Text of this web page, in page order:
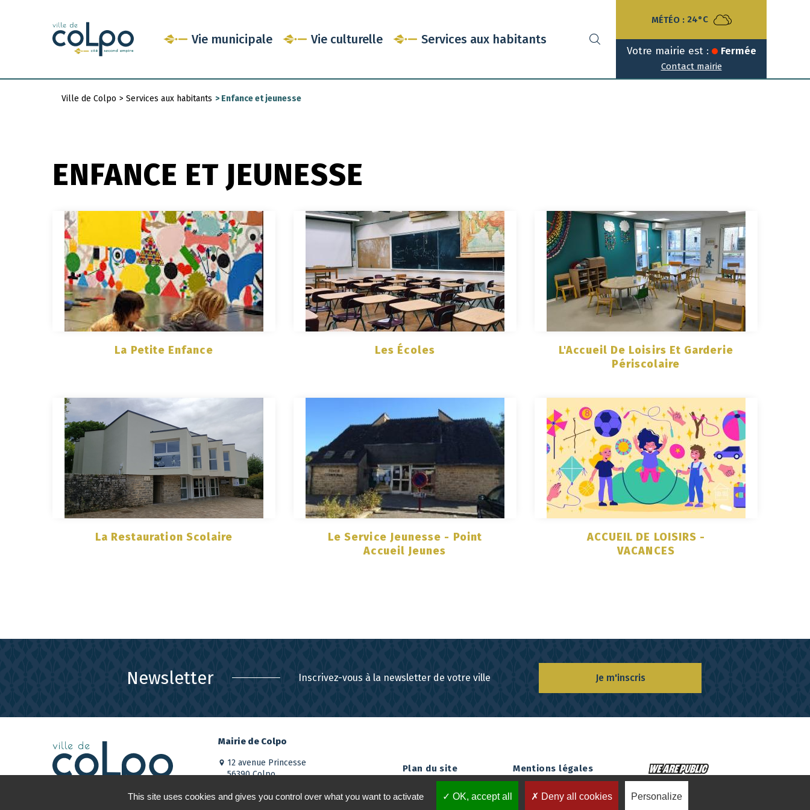
Vie municipale Vie culturelle Services aux habitants
MÉTÉO : 24°C
Votre mairie est : Fermée
Contact mairie
Ville de Colpo > Services aux habitants > Enfance et jeunesse
ENFANCE ET JEUNESSE
La Petite Enfance Les Écoles
L'Accueil De Loisirs Et Garderie
Périscolaire
La Restauration Scolaire
Le Service Jeunesse - Point
Accueil Jeunes
ACCUEIL DE LOISIRS -
VACANCES
Newsletter Inscrivez-vous à la newsletter de votre ville Je m'inscris
Mairie de Colpo
12 avenue Princesse
56390 Colpo
02 97 66 82 08
Plan du site Mentions légales
This site uses cookies and gives you control over what you want to activate OK, accept all Deny all cookies Personalize